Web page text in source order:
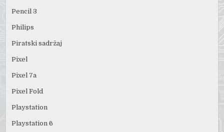
Pencil 3
Philips
Piratski sadržaj
Pixel
Pixel 7a
Pixel Fold
Playstation
Playstation 6